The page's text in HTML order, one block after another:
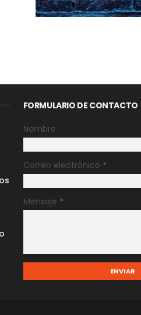
FORMULARIO DE CONTACTO
Nombre
Correo electrónico *
Mensaje *